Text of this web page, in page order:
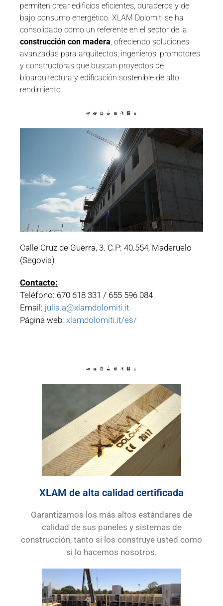
permiten crear edificios eficientes, duraderos y de
bajo consumo energético. XLAM Dolomiti se ha
consolidado como un referente en el sector de la
construcción con madera , ofreciendo soluciones
avanzadas para arquitectos, ingenieros, promotores
y constructoras que buscan proyectos de
bioarquitectura y edificación sostenible de alto
rendimiento.
Calle Cruz de Guerra, 3. C.P: 40.554, Maderuelo
(Segovia)
Contacto:
Teléfono: 670 618 331 / 655 596 084
Email: julia.a@xlamdolomiti.it
Página web: xlamdolomiti.it/es/
XLAM de alta calidad certificada
Garantizamos los más altos estándares de
calidad de sus paneles y sistemas de
construcción, tanto si los construye usted como
si lo hacemos nosotros.